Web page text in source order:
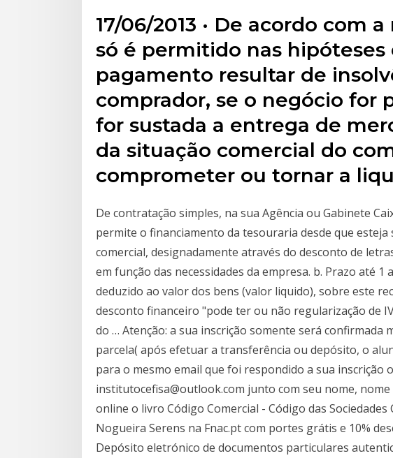
17/06/2013 · De acordo com
só é permitido nas
pagamento resultar de
comprador, se o negócio for
for sustada a entrega de
da situação comercial do
comprometer ou tornar a
De contratação simples, na sua Agência ou Gabinete
permite o financiamento da tesouraria desde que
comercial, designadamente através do desconto de
em função das necessidades da empresa. b. Prazo até 1
deduzido ao valor dos bens (valor liquido), sobre este
desconto financeiro "pode ter ou não regularização de
do … Atenção: a sua inscrição somente será confirmada
parcela( após efetuar a transferência ou depósito, o
para o mesmo email que foi respondido a sua inscrição
institutocefisa@outlook.com junto com seu nome,
online o livro Código Comercial - Código das
Nogueira Serens na Fnac.pt com portes grátis e 10%
Depósito eletrónico de documentos particulares